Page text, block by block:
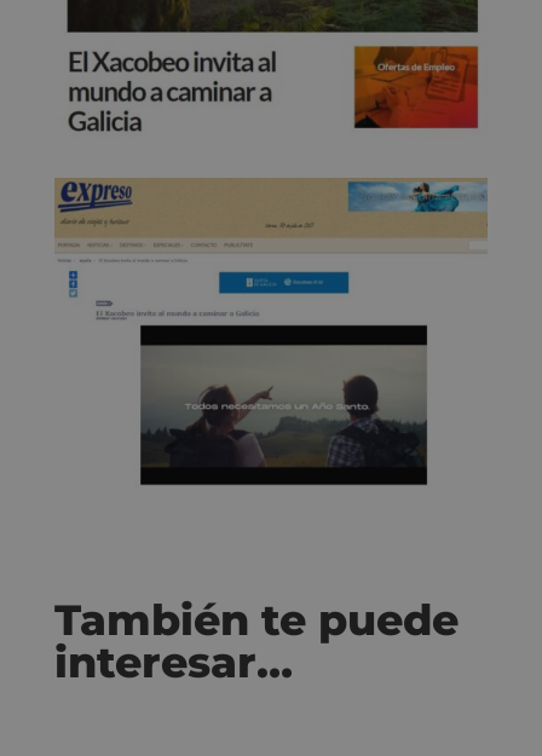
También te puede
interesar…